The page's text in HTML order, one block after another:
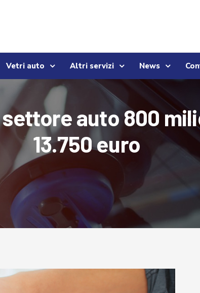
Vetri auto Altri servizi News
auto 800
13.750 euro